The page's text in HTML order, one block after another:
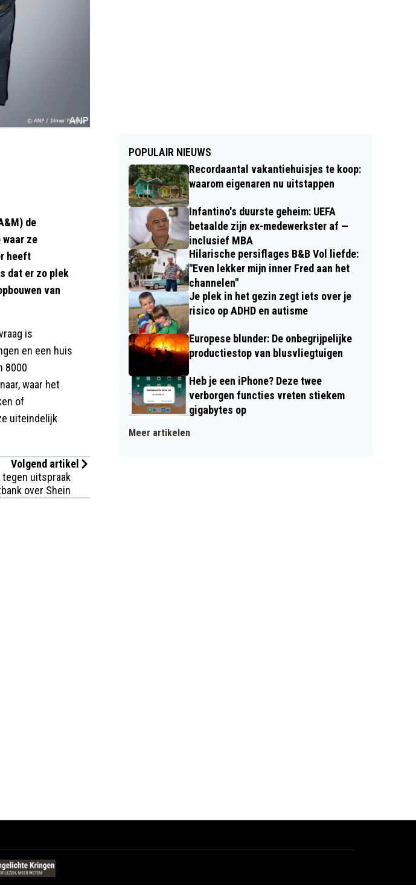
de
ze
heeft
dat er zo plek
van
is
en een huis
8000
waar het
of
uiteindelijk
Volgend artikel
tegen uitspraak
over Shein
POPULAIR NIEUWS
Recordaantal vakantiehuisjes te koop:
waarom eigenaren nu uitstappen
Infantino's duurste geheim: UEFA
betaalde zijn ex-medewerkster af —
inclusief MBA
Hilarische persiflages B&B Vol liefde:
"Even lekker mijn inner Fred aan het
channelen"
Je plek in het gezin zegt iets over je
risico op ADHD en autisme
Europese blunder: De onbegrijpelijke
productiestop van blusvliegtuigen
Heb je een iPhone? Deze twee
verborgen functies vreten stiekem
gigabytes op
Meer artikelen